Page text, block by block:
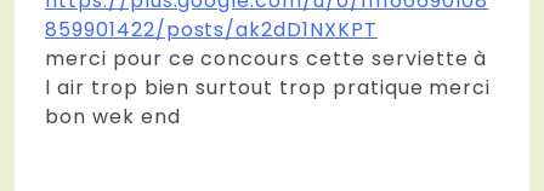
859901422/posts/ak2dD1NXKPT
merci pour ce concours cette serviette à
l air trop bien surtout trop pratique merci
bon wek end